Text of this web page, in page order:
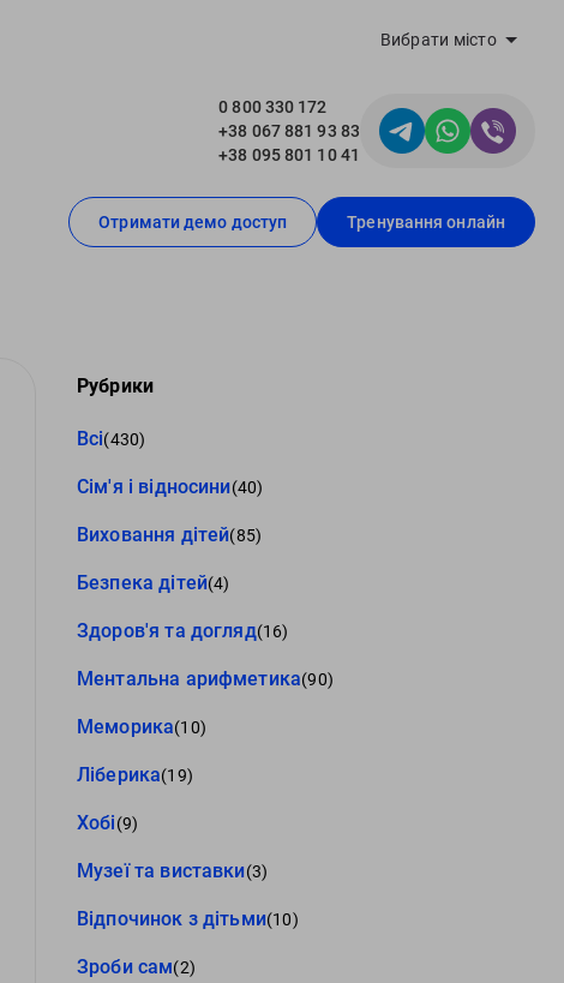
Вибрати місто
0 800 330 172
+38 067 881 93 83
+38 095 801 10 41
Отримати демо доступ Тренування онлайн
Рубрики
Всі(430)
Сім'я і відносини(40)
Виховання дітей(85)
Безпека дітей(4)
Здоров'я та догляд(16)
Ментальна арифметика(90)
Меморика(10)
Ліберика(19)
Хобі(9)
Музеї та виставки(3)
Відпочинок з дітьми(10)
Зроби сам(2)